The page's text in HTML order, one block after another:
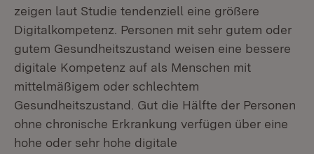
zeigen laut Studie tendenziell eine größere
Digitalkompetenz. Personen mit sehr gutem oder
gutem Gesundheitszustand weisen eine bessere
digitale Kompetenz auf als Menschen mit
mittelmäßigem oder schlechtem
Gesundheitszustand. Gut die Hälfte der Personen
ohne chronische Erkrankung verfügen über eine
hohe oder sehr hohe digitale